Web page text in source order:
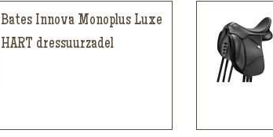
Bates Innova Monoplus Luxe
HART dressuurzadel